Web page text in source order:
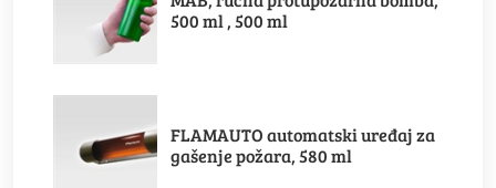
500 ml , 500 ml
FLAMAUTO automatski uređaj za
gašenje požara, 580 ml